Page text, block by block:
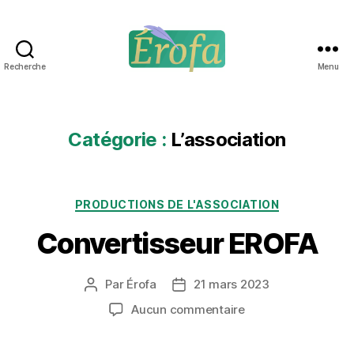
Recherche Menu
Catégorie : L’association
Catégories
PRODUCTIONS DE L'ASSOCIATION
Convertisseur EROFA
Auteur
l’article
Par Érofa
Date21 mars 2023
Aucun commentairesur